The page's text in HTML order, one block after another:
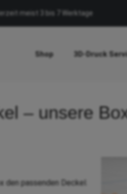
meist 3 bis 7 Werktage
Shop 3D-Druck
– unsere
den passenden Deckel.